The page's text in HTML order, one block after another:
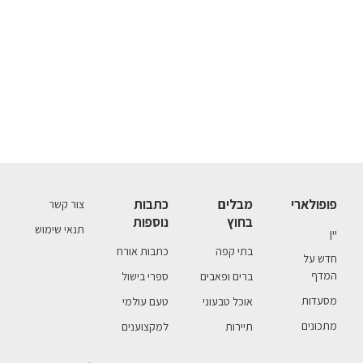
פופולארי
יין
חדש על
המדף
מסעדות
מתכונים
מבלים
בחוץ
בתי קפה
ברים ופאבים
אוכל טבעוני
תיירות
כתבות
נוספות
כתבות אורח
ספרי בישול
טעם עולמי
למקצוענים
צור קשר
תנאי שימוש